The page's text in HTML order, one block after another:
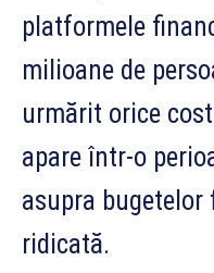
platformele
milioane de
urmărit orice
apare într-o
asupra
ridicată.